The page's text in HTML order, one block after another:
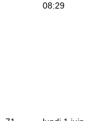
08:29